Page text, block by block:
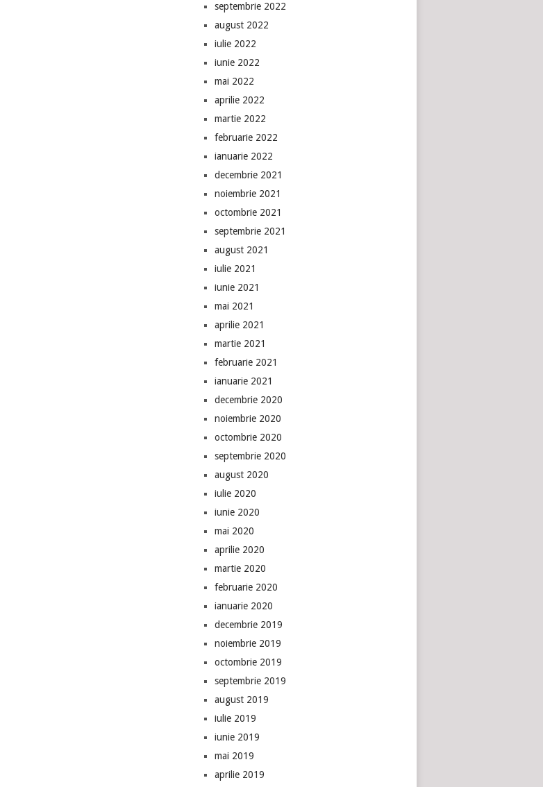
septembrie 2022
august 2022
iulie 2022
iunie 2022
mai 2022
aprilie 2022
martie 2022
februarie 2022
ianuarie 2022
decembrie 2021
noiembrie 2021
octombrie 2021
septembrie 2021
august 2021
iulie 2021
iunie 2021
mai 2021
aprilie 2021
martie 2021
februarie 2021
ianuarie 2021
decembrie 2020
noiembrie 2020
octombrie 2020
septembrie 2020
august 2020
iulie 2020
iunie 2020
mai 2020
aprilie 2020
martie 2020
februarie 2020
ianuarie 2020
decembrie 2019
noiembrie 2019
octombrie 2019
septembrie 2019
august 2019
iulie 2019
iunie 2019
mai 2019
aprilie 2019